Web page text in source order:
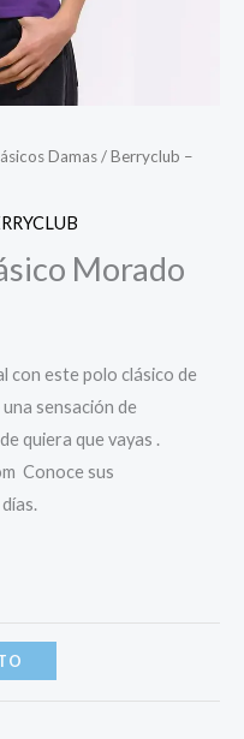
Damas/ Berryclub –
Morado
con este polo clásico de
sensación de
quiera que vayas .
Conoce sus